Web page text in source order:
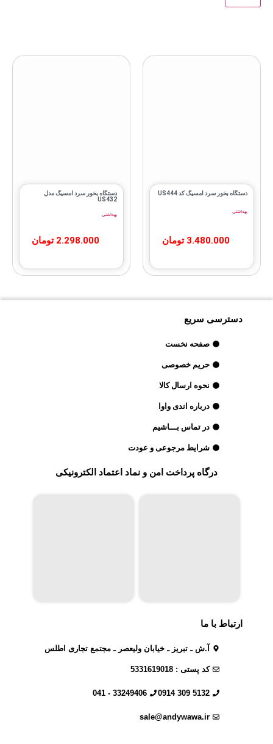
دستگاه بخور سرد امسیگ کد US444
بهداشتی
3.480.000 تومان
دستگاه بخور سرد امسیگ مدل
US432
بهداشتی
2.298.000 تومان
دسترسی سریع
صفحه نخست
حریم خصوصی
نحوه ارسال کالا
درباره اندی واوا
در تماس بـــاشیم
شرایط مرجوعی و عودت
درگاه پرداخت امن و نماد اعتماد الکترونیکی
ارتباط با ما
آ.ش ـ تبریز ـ خیابان ولیعصر ـ مجتمع تجاری اطلس
کد پستی : 5331619018
5132 309 0914
33249406 - 041
sale@andywawa.ir